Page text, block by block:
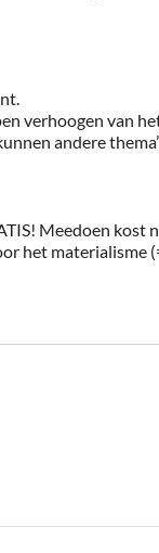
verhoogen van
andere
Meedoen kost
het materialisme